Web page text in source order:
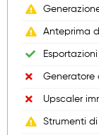
Anteprima
Generatore
Upscaler
Strumenti